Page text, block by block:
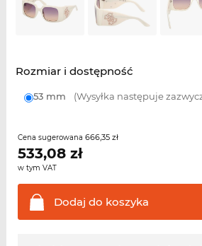
Rozmiar i dostępność
53 mm (Wysyłka następuje
Cena sugerowana 666,35 zł
533,08zł
w tym VAT
Dodaj do koszyka